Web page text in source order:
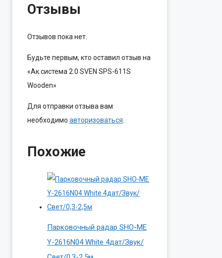
Отзывы
Отзывов пока нет.
Будьте первым, кто оставил отзыв на
«Ак.система 2.0 SVEN SPS-611S
Wooden»
Для отправки отзыва вам
необходимо авторизоваться
Похожие
Парковочный радар SHO-ME
Y-2616N04 White 4дат/Звук/